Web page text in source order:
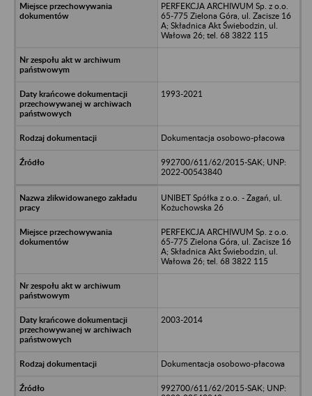
PERFEKCJA ARCHIWUM Sp. z o.o.
65-775 Zielona Góra, ul. Zacisze 16
A; Składnica Akt Świebodzin, ul.
Wałowa 26; tel. 68 3822 115
1993-2021
Dokumentacja osobowo-płacowa
992700/611/62/2015-SAK; UNP:
2022-00543840
UNIBET Spółka z o.o. - Żagań, ul.
Kożuchowska 26
PERFEKCJA ARCHIWUM Sp. z o.o.
65-775 Zielona Góra, ul. Zacisze 16
A; Składnica Akt Świebodzin, ul.
Wałowa 26; tel. 68 3822 115
2003-2014
Dokumentacja osobowo-płacowa
992700/611/62/2015-SAK; UNP: